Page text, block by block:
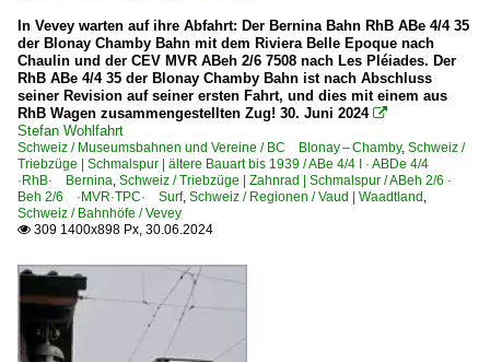
In Vevey warten auf ihre Abfahrt: Der Bernina Bahn RhB ABe 4/4 35
der Blonay Chamby Bahn mit dem Riviera Belle Epoque nach
Chaulin und der CEV MVR ABeh 2/6 7508 nach Les Pléiades. Der
RhB ABe 4/4 35 der Blonay Chamby Bahn ist nach Abschluss
seiner Revision auf seiner ersten Fahrt, und dies mit einem aus
RhB Wagen zusammengestellten Zug! 30. Juni 2024 
Stefan Wohlfahrt
Schweiz / Museumsbahnen und Vereine / BC Blonay – Chamby, Schweiz /
Triebzüge | Schmalspur | ältere Bauart bis 1939 / ABe 4/4 I · ABDe 4/4
·RhB· Bernina, Schweiz / Triebzüge | Zahnrad | Schmalspur / ABeh 2/6 ·
Beh 2/6 ·MVR·TPC· Surf, Schweiz / Regionen / Vaud | Waadtland,
Schweiz / Bahnhöfe / Vevey
 309 1400x898 Px, 30.06.2024